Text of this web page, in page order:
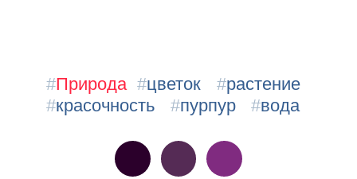
#Природа #цветок #растение
#красочность #пурпур #вода